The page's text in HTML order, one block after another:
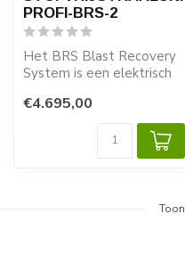
PROFI-BRS-2
Het BRS Blast Recovery
System is een elektrisch
drukstraal...
€4.695,00
Toon